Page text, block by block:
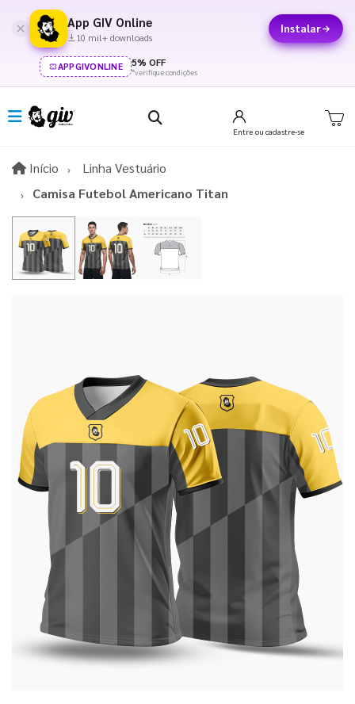
App GIV Online
10 mil+ downloads
Instalar
APPGIVONLINE 5% OFF
*verifique condições
Entre ou cadastre-se
Início InícioLinha Vestuário
Camisa Futebol Americano Titan